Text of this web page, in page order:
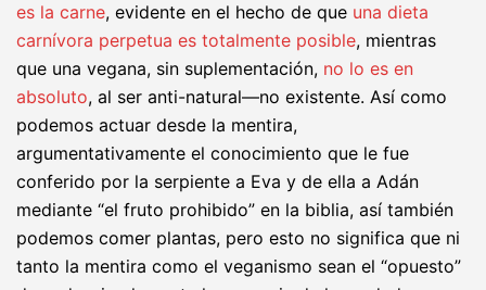
es la carne, evidente en el hecho de que una dieta
carnívora perpetua es totalmente posible, mientras
que una vegana, sin suplementación, no lo es en
absoluto, al ser anti-natural—no existente. Así como
podemos actuar desde la mentira,
argumentativamente el conocimiento que le fue
conferido por la serpiente a Eva y de ella a Adán
mediante “el fruto prohibido” en la biblia, así también
podemos comer plantas, pero esto no significa que ni
tanto la mentira como el veganismo sean el “opuesto”